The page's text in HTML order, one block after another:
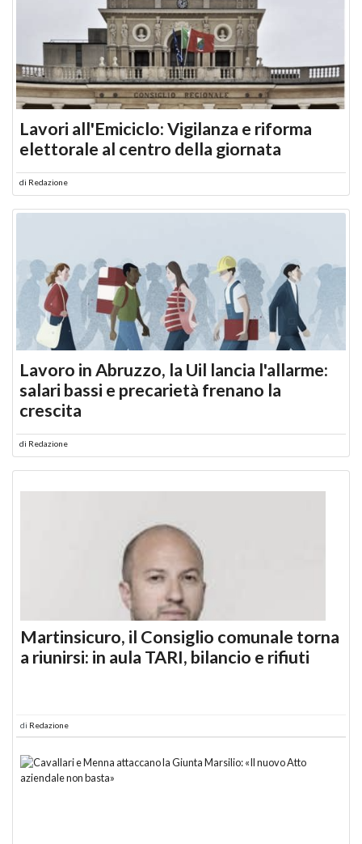
Lavori all'Emiciclo: Vigilanza e riforma
elettorale al centro della giornata
di Redazione
Lavoro in Abruzzo, la Uil lancia l'allarme:
salari bassi e precarietà frenano la
crescita
di Redazione
Martinsicuro, il Consiglio comunale torna
a riunirsi: in aula TARI, bilancio e rifiuti
di Redazione